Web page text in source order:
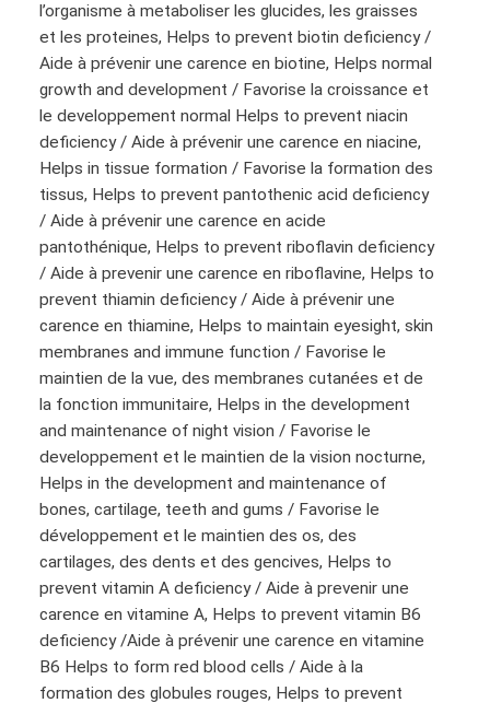
l’organisme à metaboliser les glucides, les graisses
et les proteines, Helps to prevent biotin deficiency /
Aide à prévenir une carence en biotine, Helps normal
growth and development / Favorise la croissance et
le developpement normal Helps to prevent niacin
deficiency / Aide à prévenir une carence en niacine,
Helps in tissue formation / Favorise la formation des
tissus, Helps to prevent pantothenic acid deficiency
/ Aide à prévenir une carence en acide
pantothénique, Helps to prevent riboflavin deficiency
/ Aide à prevenir une carence en riboflavine, Helps to
prevent thiamin deficiency / Aide à prévenir une
carence en thiamine, Helps to maintain eyesight, skin
membranes and immune function / Favorise le
maintien de la vue, des membranes cutanées et de
la fonction immunitaire, Helps in the development
and maintenance of night vision / Favorise le
developpement et le maintien de la vision nocturne,
Helps in the development and maintenance of
bones, cartilage, teeth and gums / Favorise le
développement et le maintien des os, des
cartilages, des dents et des gencives, Helps to
prevent vitamin A deficiency / Aide à prevenir une
carence en vitamine A, Helps to prevent vitamin B6
deficiency /Aide à prévenir une carence en vitamine
B6 Helps to form red blood cells / Aide à la
formation des globules rouges, Helps to prevent